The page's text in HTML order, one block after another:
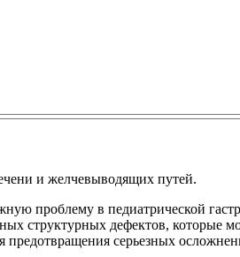
и желчевыводящих путей.
проблему в педиатрической
структурных дефектов,
серьезных